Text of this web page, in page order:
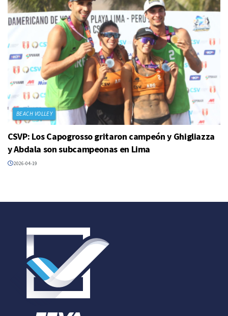
BEACH VOLLEY
CSVP: Los Capogrosso gritaron campeón y Ghigliazza
y Abdala son subcampeonas en Lima
2026-04-19